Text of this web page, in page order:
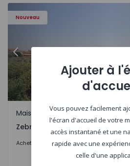
Nouveau
- 43
Maison de Ville T4 Idanha-a-
Précédent
Zebreira e Segura, Castelo
Maison de Ville
Zebreira e Segura, Castelo
Acheter 79.000 €
Ajouter à
Vous pouvez facilement
l'écran d'accueil de votre
accès instantané et une
rapide avec une
celle d'une